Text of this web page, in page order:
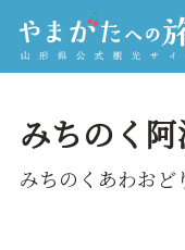
みちのく
みちのくあわおど